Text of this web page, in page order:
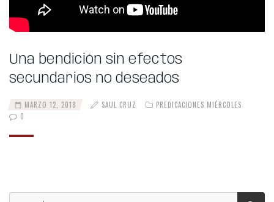
Una bendición sin efectos
secundarios no deseados
MARZO 12, 2018 SAUL CRUZ
PREDICACIONES MIÉRCOLES
0